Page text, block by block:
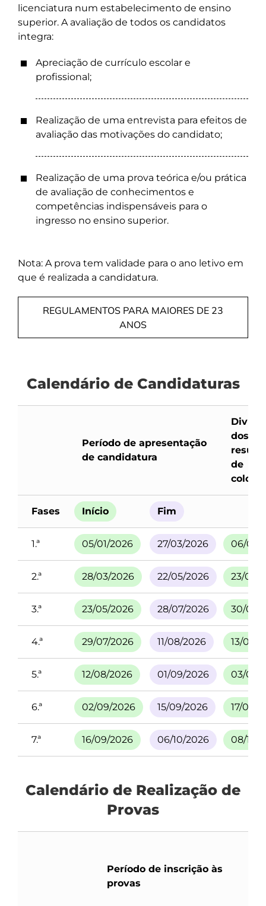
licenciatura num estabelecimento de ensino
superior. A avaliação de todos os candidatos
integra:
Apreciação de currículo escolar e
profissional;
Realização de uma entrevista para efeitos de
avaliação das motivações do candidato;
Realização de uma prova teórica e/ou prática
de avaliação de conhecimentos e
competências indispensáveis para o
ingresso no ensino superior.
Nota: A prova tem validade para o ano letivo em
que é realizada a candidatura.
REGULAMENTOS PARA MAIORES DE 23
ANOS
Calendário de Candidaturas
Período de apresentação
de candidatura
dos
de
Fases Início Fim
1.ª 05/01/2026 27/03/2026 06/05/
2.ª 28/03/2026 22/05/2026 23/06/
3.ª 23/05/2026 28/07/2026 30/07/
4.ª 29/07/2026 11/08/2026 13/08/
5.ª 12/08/2026 01/09/2026 03/09/
6.ª 02/09/2026 15/09/2026 17/09/
7.ª 16/09/2026 06/10/2026 08/10/
Calendário de Realização de
Provas
Período de inscrição às
provas